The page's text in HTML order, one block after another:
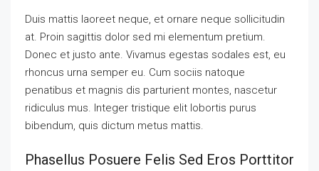
Duis mattis laoreet neque, et ornare neque sollicitudin
at. Proin sagittis dolor sed mi elementum pretium.
Donec et justo ante. Vivamus egestas sodales est, eu
rhoncus urna semper eu. Cum sociis natoque
penatibus et magnis dis parturient montes, nascetur
ridiculus mus. Integer tristique elit lobortis purus
bibendum, quis dictum metus mattis.
Phasellus Posuere Felis Sed Eros Porttitor